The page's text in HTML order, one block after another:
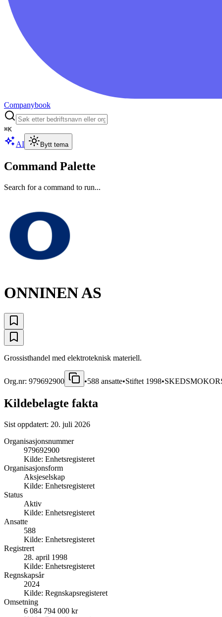
Companybook
⌘K
AI Bytt tema
Command Palette
Search for a command to run...
ONNINEN AS
Grossisthandel med elektroteknisk materiell.
Org.nr: 979692900 •588 ansatte•Stiftet 1998•
Kildebelagte fakta
Sist oppdatert: 20. juli 2026
Organisasjonsnummer
979692900
Kilde: Enhetsregisteret
Organisasjonsform
Aksjeselskap
Kilde: Enhetsregisteret
Status
Aktiv
Kilde: Enhetsregisteret
Ansatte
588
Kilde: Enhetsregisteret
Registrert
28. april 1998
Kilde: Enhetsregisteret
Regnskapsår
2024
Kilde: Regnskapsregisteret
Omsetning
6 084 794 000 kr